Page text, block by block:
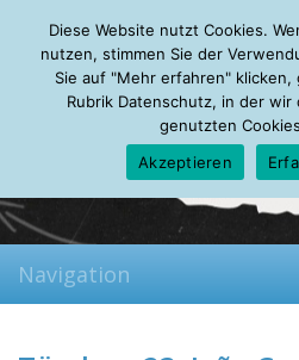
Thursday, 06.08.2026
Mein Account
About
Navigation
Diese Website nutzt Cookies.
nutzen, stimmen Sie der
Sie auf "Mehr erfahren" klicken,
Rubrik Datenschutz, in der
genutzten
Akzeptieren